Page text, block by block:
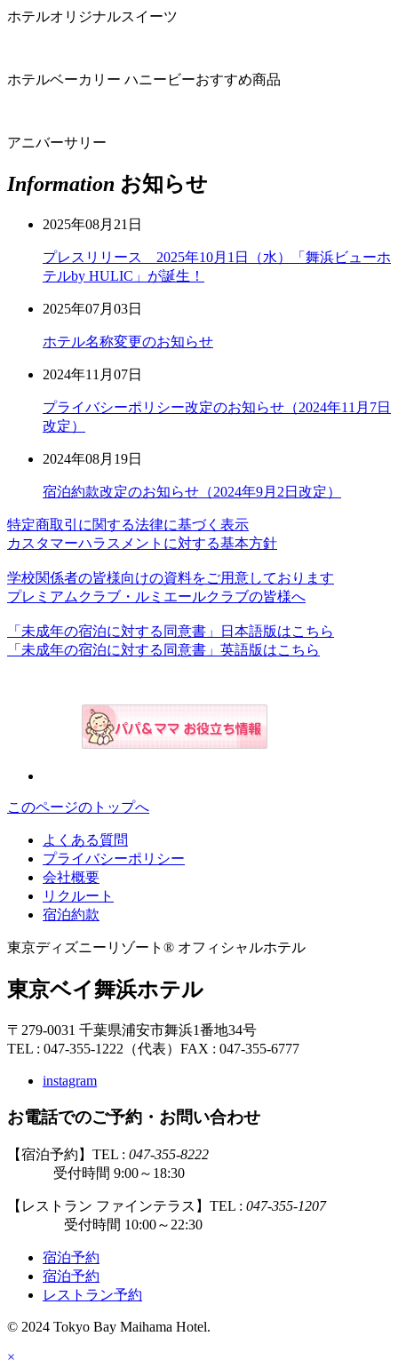
ホテルオリジナルスイーツ
ホテルベーカリー ハニービーおすすめ商品
アニバーサリー
Information お知らせ
2025年08月21日
プレスリリース 2025年10月1日（水）「舞浜ビューホ
テルby HULIC」が誕生！
2025年07月03日
ホテル名称変更のお知らせ
2024年11月07日
プライバシーポリシー改定のお知らせ（2024年11月7日
改定）
2024年08月19日
宿泊約款改定のお知らせ（2024年9月2日改定）
特定商取引に関する法律に基づく表示
カスタマーハラスメントに対する基本方針
学校関係者の皆様向けの資料をご用意しております
プレミアムクラブ・ルミエールクラブの皆様へ
「未成年の宿泊に対する同意書」日本語版はこちら
「未成年の宿泊に対する同意書」英語版はこちら
このページのトップへ
よくある質問
プライバシーポリシー
会社概要
リクルート
宿泊約款
東京ディズニーリゾート® オフィシャルホテル
東京ベイ舞浜ホテル
〒279-0031 千葉県浦安市舞浜1番地34号
TEL : 047-355-1222（代表） FAX : 047-355-6777
instagram
お電話でのご予約・お問い合わせ
【宿泊予約】TEL : 047-355-8222
受付時間 9:00～18:30
【レストラン ファインテラス】TEL : 047-355-1207
受付時間 10:00～22:30
宿泊予約
宿泊予約
レストラン予約
© 2024 Tokyo Bay Maihama Hotel.
×